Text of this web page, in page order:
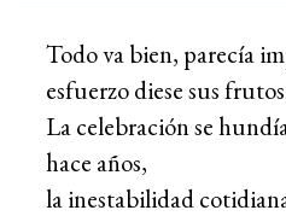
Todo va bien, parecía
esfuerzo diese sus
La celebración se
hace años,
la inestabilidad